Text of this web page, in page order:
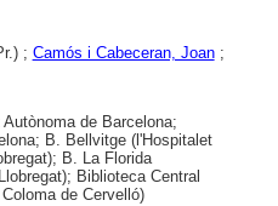
; Camós i Cabeceran, Joan;
de Barcelona;
B. Bellvitge (l'Hospitalet
B. La Florida
Biblioteca Central
de Cervelló)